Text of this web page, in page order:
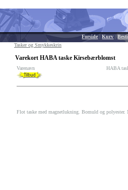
Forside|Kurv |
Tasker og Smykkeskrin
Varekort HABA taske Kirsebærblomst
Varenavn HABA
Flot taske med magnetlukning. Bomuld og polyester.